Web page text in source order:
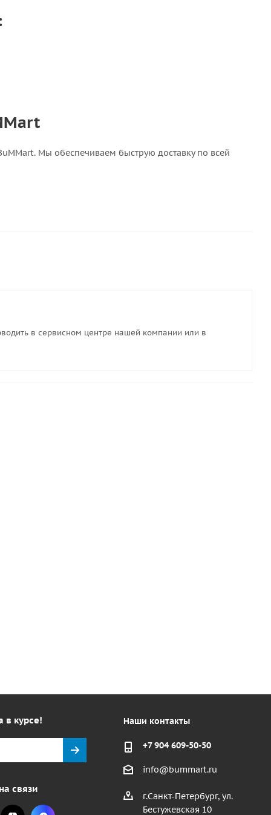
Мы обеспечиваем быструю доставку по всей
в сервисном центре нашей компании или в
в курсе!
связи
Наши контакты
+7 904 609-50-50
info@bummart.ru
г.Санкт-Петербург, ул.
Бестужевская 10